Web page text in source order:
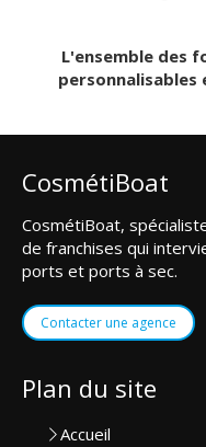
L'ensemble des
personnalisables
CosmétiBoat
CosmétiBoat,
de franchises qui
ports et ports à sec.
Contacter une agence
Plan du site
Accueil